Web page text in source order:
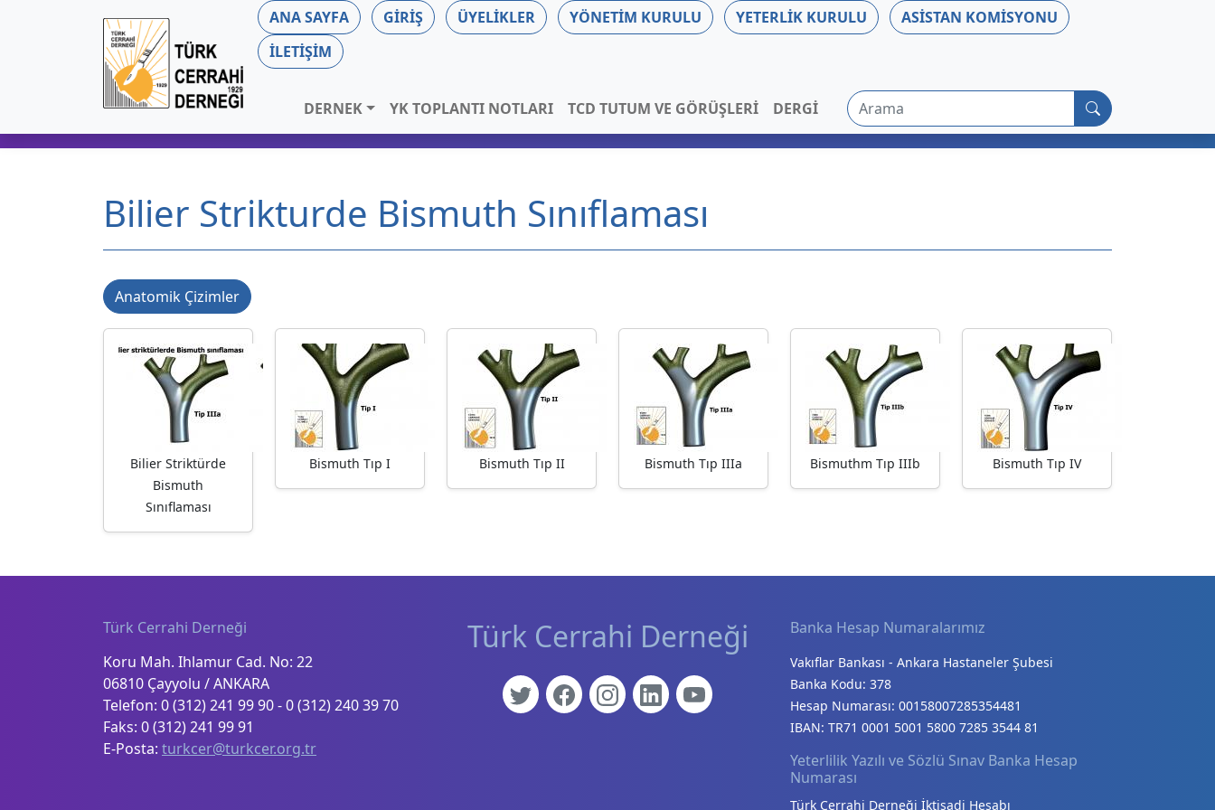
ANA SAYFA GIRIŞ ÜYELIKLER YÖNETIM KURULU YETERLIK KURULU
ASISTAN KOMISYONU
İLETIŞIM
DERNEK YK TOPLANTI NOTLARI TCD TUTUM VE GÖRÜŞLERI DERGI Arama
Bilier Strikturde Bismuth Sınıflaması
Anatomik Çizimler
Bilier Striktürde
Bismuth
Sınıflaması
Bismuth Tıp I Bismuth Tıp II Bismuth Tıp IIIa Bismuthm Tıp IIIb Bismuth Tıp IV
Türk Cerrahi Derneği
Koru Mah. Ihlamur Cad. No: 22
06810 Çayyolu / ANKARA
Telefon: 0 (312) 241 99 90 - 0 (312) 240 39 70
Faks: 0 (312) 241 99 91
E-Posta: turkcer@turkcer.org.tr
Türk Cerrahi Derneği Banka Hesap Numaralarımız
Vakıflar Bankası - Ankara Hastaneler Şubesi
Banka Kodu: 378
Hesap Numarası: 00158007285354481
IBAN: TR71 0001 5001 5800 7285 3544 81
Yeterlilik Yazılı ve Sözlü Sınav Banka Hesap
Numarası
Türk Cerrahi Derneği İktisadi Hesabı